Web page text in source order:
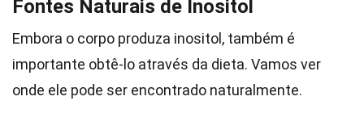
Fontes Naturais de Inositol
Embora o corpo produza inositol, também é
importante obtê-lo através da dieta. Vamos ver
onde ele pode ser encontrado naturalmente.